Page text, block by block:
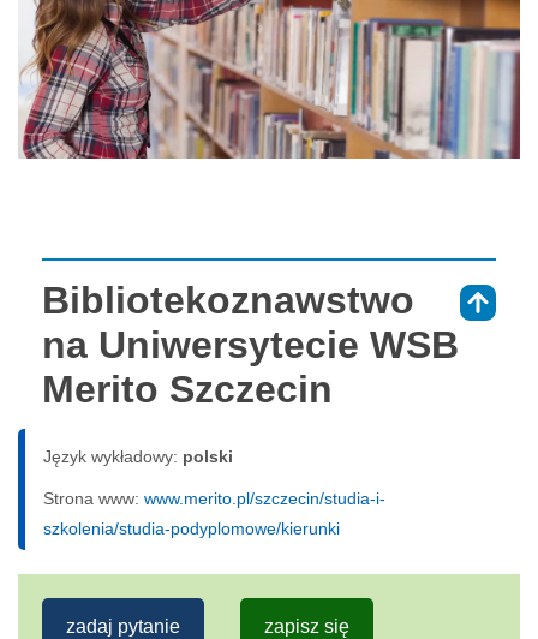
Bibliotekoznawstwo
na Uniwersytecie WSB
Merito Szczecin
Język wykładowy: polski
Strona www: www.merito.pl/szczecin/studia-i-
szkolenia/studia-podyplomowe/kierunki
zadaj pytanie zapisz się